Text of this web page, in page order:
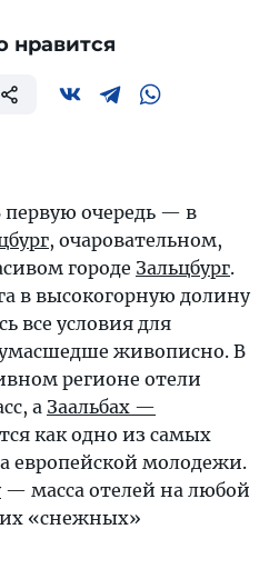
нравится
первую очередь — в
, очаровательном,
городе Зальцбург.
в высокогорную долину
все условия для
живописно. В
регионе отели
а Заальбах —
как одно из самых
европейской молодежи.
— масса отелей на любой
«снежных»